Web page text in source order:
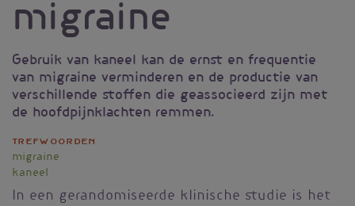
migraine
Gebruik van kaneel kan de ernst en frequentie
van migraine verminderen en de productie van
verschillende stoffen die geassocieerd zijn met
de hoofdpijnklachten remmen.
Trefwoorden
migraine
kaneel
In een gerandomiseerde klinische studie is het